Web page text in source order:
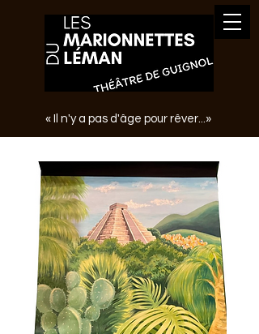
« Il n'y a pas d'âge pour rêver...»